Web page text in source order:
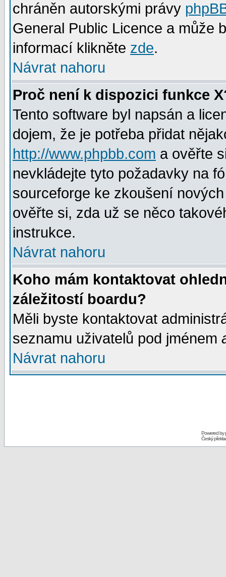
chráněn autorskými právy
General Public Licence a může
informací klikněte zde.
Návrat nahoru
Proč není k dispozici funkce
Tento software byl napsán a
dojem, že je potřeba přidat
http://www.phpbb.com a ověřte
nevkládejte tyto požadavky na
sourceforge ke zkoušení
ověřte si, zda už se něco
instrukce.
Návrat nahoru
Koho mám kontaktovat
záležitostí boardu?
Měli byste kontaktovat
seznamu uživatelů pod jménem
Návrat nahoru
Powered by
Český